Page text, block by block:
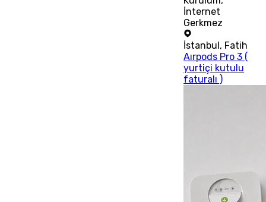
İnternet
Gerkmez
İstanbul , Fatih
Aırpods Pro 3 (
yurtiçi kutulu
faturalı )